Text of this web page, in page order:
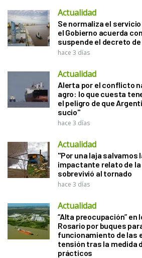
Actualidad
Se normaliza el
el Gobierno acuerda
suspende el decreto
hace 3 días
Actualidad
Alerta por el conflicto
agro: lo que cuesta
el peligro de que
sucio"
hace 3 días
Actualidad
"Por una laja salvamos
impactante relato de
sobrevivió al tornado
hace 3 días
Actualidad
“Alta preocupación” en
Rosario por buques
funcionamiento de las
tensión tras la medida
prácticos